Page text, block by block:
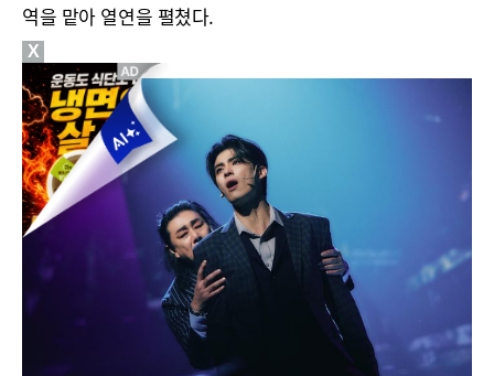
역을 맡아 열연을 펼쳤다.
X